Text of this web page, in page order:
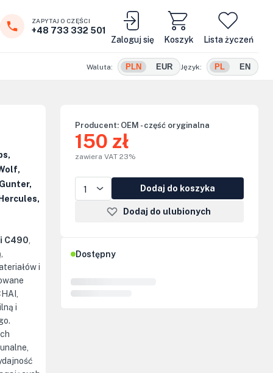
Koszyk
ZAPYTAJ O CZĘŚCI
+48 733 332 501
Zaloguj się
Lista życzeń
Waluta: PLN EUR Język: PL EN
C490
i
i
Producent: OEM - część oryginalna
150 zł
zawiera VAT 23%
Dodaj do koszyka
Dodaj do ulubionych
Dostępny